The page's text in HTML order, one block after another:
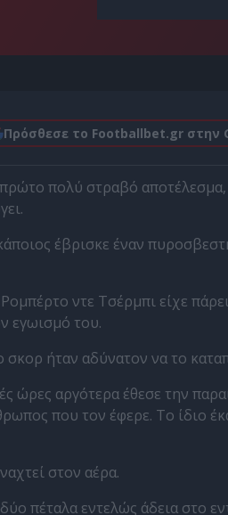
Πρόσθεσε το Footballbet.gr στην
πρώτο πολύ στραβό αποτέλεσμα,
έβρισκε έναν
ντε Τσέρμπι είχε πάρει
εγωισμό του.
ήταν αδύνατον να το
ώρες αργότερα έθεσε την
που τον έφερε. Το ίδιο
στον αέρα.
πέταλα εντελώς άδεια στο